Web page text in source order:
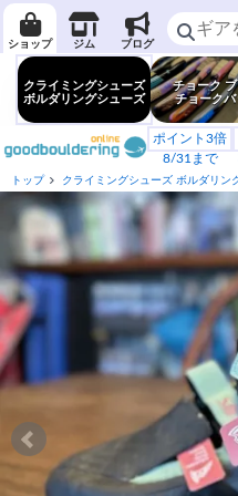
ショップ ジム ブログ
クライミングシューズ
ボルダリングシューズ
チョーク
チョークバ
ポイント3倍
8/31まで
トップ クライミングシューズ ボルダリン